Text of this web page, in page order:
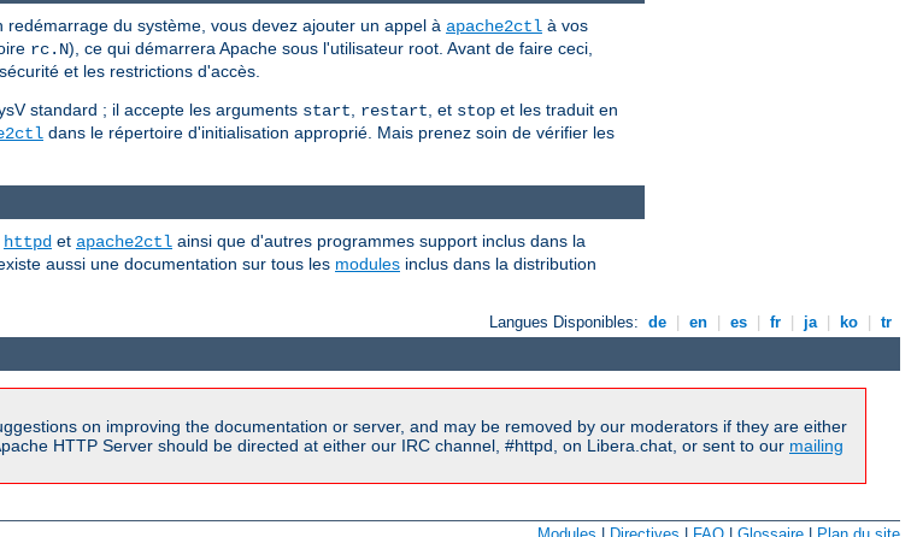
du système, vous devez ajouter un appel à apache2ctl à vos
rc.N), ce qui démarrera Apache sous l'utilisateur root. Avant de faire ceci,
et les restrictions d'accès.
standard ; il accepte les arguments start, restart, et stop et les traduit en
dans le répertoire d'initialisation approprié. Mais prenez soin de vérifier les
httpd et apache2ctl ainsi que d'autres programmes support inclus dans la
existe aussi une documentation sur tous les modules inclus dans la distribution
Langues Disponibles: de en es fr ja ko tr
on improving the documentation or server, and may be removed by our moderators if they are either
HTTP Server should be directed at either our IRC channel, #httpd, on Libera.chat, or sent to our mailing